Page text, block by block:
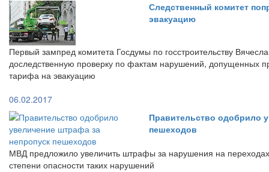
Следственный комитет
эвакуацию
Первый зампред комитета Госдумы по госстроительству
доследственную проверку по фактам нарушений, допущенных
тарифа на эвакуацию
06.02.2017
Правительство одобрило
пешеходов
МВД предложило увеличить штрафы за нарушения на
степени опасности таких нарушений